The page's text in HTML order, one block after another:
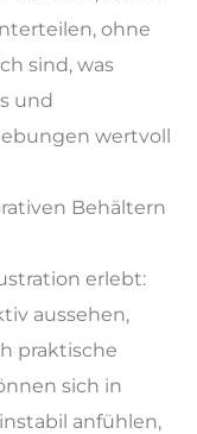
ohne
sind, was
und
wertvoll
Behältern
erlebt:
aussehen,
praktische
sich in
anfühlen,